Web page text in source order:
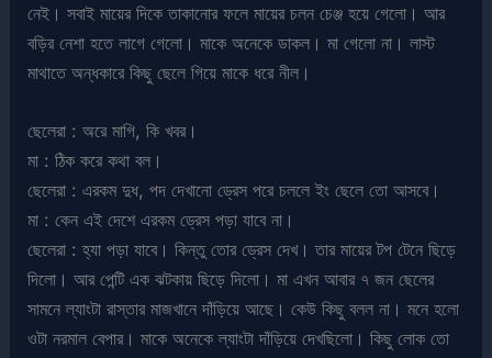
নেই। সবাই মায়ের দিকে তাকানোর ফলে মায়ের চলন চেঞ্জ হয়ে গেলো। আর
বড়ির নেশা হতে লাগে গেলো। মাকে অনেকে ডাকল। মা গেলো না। লাস্ট
মাথাতে অন্ধকারে কিছু ছেলে গিয়ে মাকে ধরে নীল।
ছেলেরা : অরে মাগি, কি খবর।
মা : ঠিক করে কথা বল।
ছেলেরা : এরকম দুধ, পদ দেখানো ড্রেস পরে চললে ইং ছেলে তো আসবে।
মা : কেন এই দেশে এরকম ড্রেস পড়া যাবে না।
ছেলেরা : হ্যা পড়া যাবে। কিন্তু তোর ড্রেস দেখ। তার মায়ের টপ টেনে ছিড়ে
দিলো। আর পেন্টি এক ঝটকায় ছিড়ে দিলো। মা এখন আবার ৭ জন ছেলের
সামনে ল্যাংটা রাস্তার মাজখানে দাঁড়িয়ে আছে। কেউ কিছু বলল না। মনে হলো
ওটা নরমাল বেপার। মাকে অনেকে ল্যাংটা দাঁড়িয়ে দেখছিলো। কিছু লোক তো